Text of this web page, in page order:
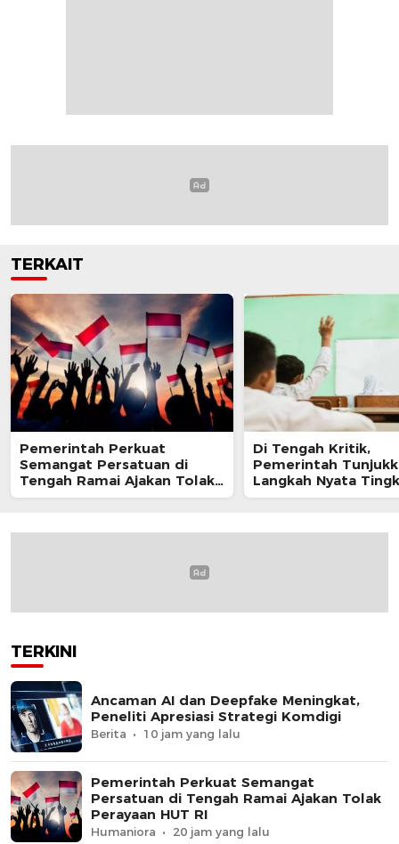
TERKAIT
Pemerintah Perkuat
Semangat Persatuan di
Tengah Ramai Ajakan Tolak
Perayaan HUT RI
Di Tengah Kritik,
Pemerintah
Langkah Nyata
Kesejahteraan Guru
TERKINI
Ancaman AI dan Deepfake Meningkat,
Peneliti Apresiasi Strategi Komdigi
Berita 10 jam yang lalu
Pemerintah Perkuat Semangat
Persatuan di Tengah Ramai Ajakan Tolak
Perayaan HUT RI
Humaniora 20 jam yang lalu